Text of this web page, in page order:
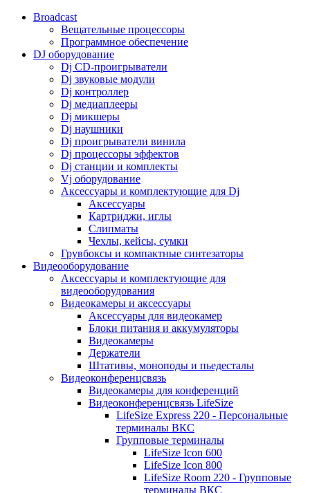
Broadcast
Вещательные процессоры
Программное обеспечение
DJ оборудование
Dj CD-проигрыватели
Dj звуковые модули
Dj контроллер
Dj медиаплееры
Dj микшеры
Dj наушники
Dj проигрыватели винила
Dj процессоры эффектов
Dj станции и комплекты
Vj оборудование
Аксессуары и комплектующие для Dj
Аксессуары
Картриджи, иглы
Слипматы
Чехлы, кейсы, сумки
Грувбоксы и компактные синтезаторы
Видеооборудование
Аксессуары и комплектующие для
видеооборудования
Видеокамеры и аксессуары
Аксессуары для видеокамер
Блоки питания и аккумуляторы
Видеокамеры
Держатели
Штативы, моноподы и пьедесталы
Видеоконференцсвязь
Видеокамеры для конференций
Видеоконференцсвязь LifeSize
LifeSize Express 220 - Персональные
терминалы ВКС
Групповые терминалы
LifeSize Icon 600
LifeSize Icon 800
LifeSize Room 220 - Групповые
терминалы ВКС